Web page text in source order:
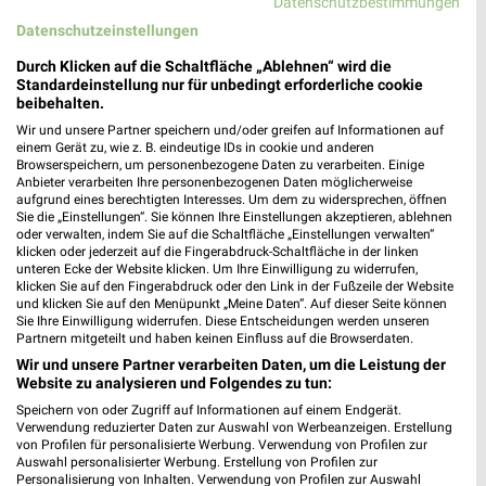
Biomärkte Angebote und Prospekte für
Crivitz
3 Prospekte
BioMarkt
16,9 km
Vitalia
16,6 km
Datenschutzeinstellungen
Durch Klicken auf die Schaltfläche „Ablehnen“ wird die
Standardeinstellung nur für unbedingt erforderliche cookie
beibehalten.
Wir und unsere Partner speichern und/oder greifen auf Informationen auf
einem Gerät zu, wie z. B. eindeutige IDs in cookie und anderen
Browserspeichern, um personenbezogene Daten zu verarbeiten. Einige
Anbieter verarbeiten Ihre personenbezogenen Daten möglicherweise
aufgrund eines berechtigten Interesses. Um dem zu widersprechen, öffnen
Sie die „Einstellungen“. Sie können Ihre Einstellungen akzeptieren, ablehnen
oder verwalten, indem Sie auf die Schaltfläche „Einstellungen verwalten“
klicken oder jederzeit auf die Fingerabdruck-Schaltfläche in der linken
unteren Ecke der Website klicken. Um Ihre Einwilligung zu widerrufen,
klicken Sie auf den Fingerabdruck oder den Link in der Fußzeile der Website
und klicken Sie auf den Menüpunkt „Meine Daten“. Auf dieser Seite können
Sie Ihre Einwilligung widerrufen. Diese Entscheidungen werden unseren
Partnern mitgeteilt und haben keinen Einfluss auf die Browserdaten.
Wir und unsere Partner verarbeiten Daten, um die Leistung der
Website zu analysieren und Folgendes zu tun:
Speichern von oder Zugriff auf Informationen auf einem Endgerät.
Verwendung reduzierter Daten zur Auswahl von Werbeanzeigen. Erstellung
von Profilen für personalisierte Werbung. Verwendung von Profilen zur
Auswahl personalisierter Werbung. Erstellung von Profilen zur
Personalisierung von Inhalten. Verwendung von Profilen zur Auswahl